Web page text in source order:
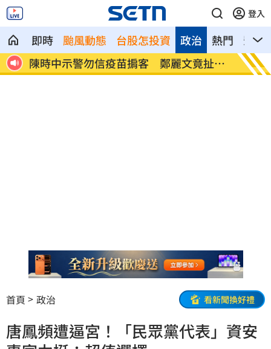
登入
即時 颱風動態 台股怎投資 熱門 影音
政治
間
陳時中示警勿信疫苗掮客 鄭麗文竟扯這
句
它是
便
首頁 政治 看新聞換好禮
唐鳳頻遭逼宮！「民眾黨代表」資安